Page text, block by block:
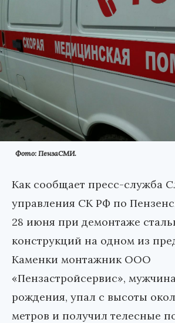
Фото: ПензаСМИ.
Как сообщает пресс-служба
управления СК РФ по
28 июня при демонтаже
конструкций на одном из
Каменки монтажник ООО
«Пензастройсервис»,
рождения, упал с высоты
метров и получил телесные